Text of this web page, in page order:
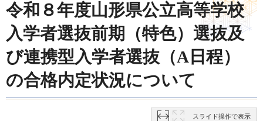
令和８年度山形県公立高等学校
入学者選抜前期（特色）選抜及
び連携型入学者選抜（A日程）
の合格内定状況について
スライド操作で表示